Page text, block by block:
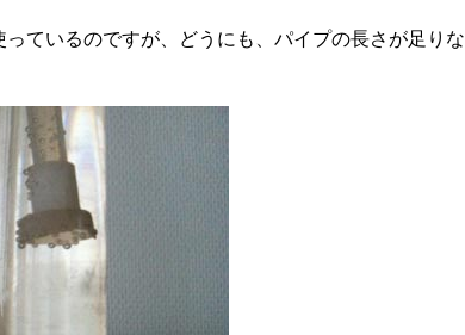
ているのですが、どうにも、パイプの長さが足りな